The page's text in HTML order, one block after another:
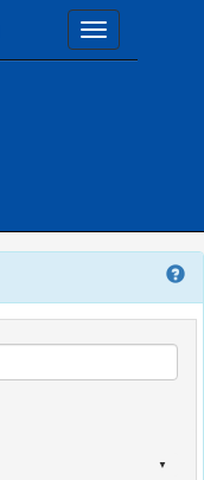
Toggle